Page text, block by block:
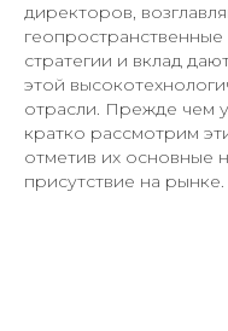
директоров,
стратегии и вклад
этой
отрасли. Прежде чем
кратко рассмотрим
отметив их основные
присутствие на рынке.